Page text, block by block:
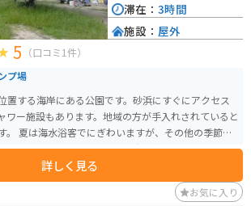
5 （口コミ1件）
プ場
置する海岸にある公園です。砂浜にすぐにアクセス
ワー施設もあります。地域の方が手入れされていると
。 夏は海水浴客でにぎわいますが、その他の季節で
日が見えることで人気です。広い芝の公園になってい
ぶにも適しています。キャンプも無料です。
詳しく見る
滞在： 3時間
施設： 屋外
お気に入り